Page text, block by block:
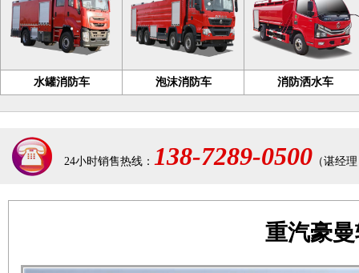
水罐消防车 泡沫消防车 消防洒水车
24小时销售热线： 138-7289-0500 （谌经
重汽豪